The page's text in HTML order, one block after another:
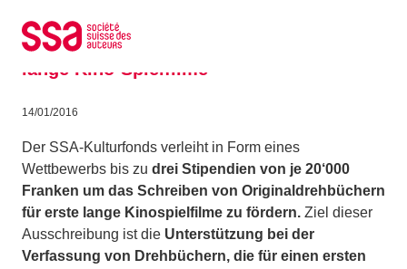
Schreiben von Drehbüchern für erste
lange Kino-Spielfilme
14/01/2016
Der SSA-Kulturfonds verleiht in Form eines
Wettbewerbs bis zu drei Stipendien von je 20‘000
Franken um das Schreiben von Originaldrehbüchern
für erste lange Kinospielfilme zu fördern. Ziel dieser
Ausschreibung ist die Unterstützung bei der
Verfassung von Drehbüchern, die für einen ersten